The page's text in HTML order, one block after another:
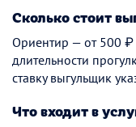
Сколько стоит
Ориентир — от 500 ₽
длительности
ставку выгульщик
Что входит в